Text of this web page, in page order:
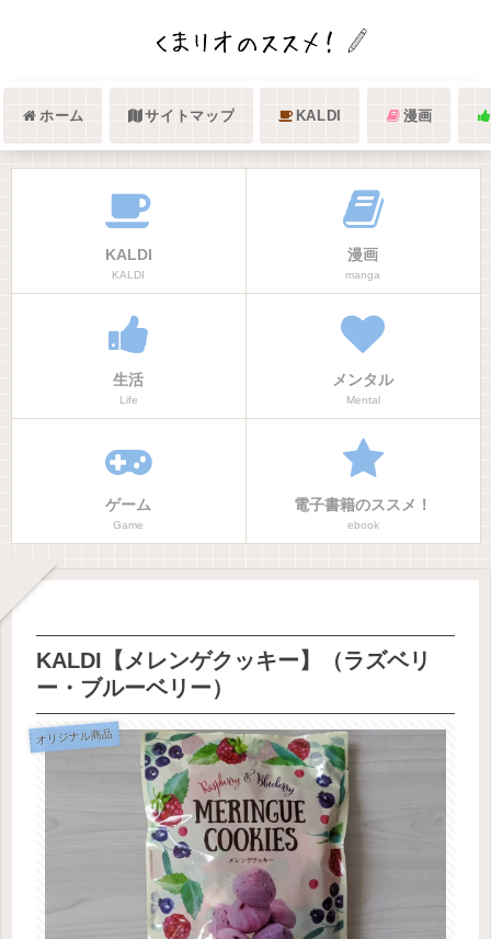
ホーム サイトマップ KALDI 漫画
KALDI
KALDI
漫画
manga
生活
Life
メンタル
Mental
ゲーム
Game
電子書籍のススメ！
ebook
KALDI【メレンゲクッキー】（ラズベリ
ー・ブルーベリー）
オリジナル商品